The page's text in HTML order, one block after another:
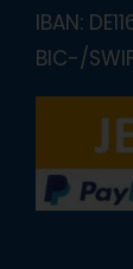
IBAN:
BIC-/